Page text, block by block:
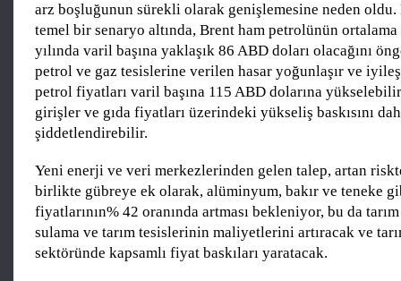
arz boşluğunun sürekli olarak genişlemesine neden oldu.
temel bir senaryo altında, Brent ham petrolünün ortalama
yılında varil başına yaklaşık 86 ABD doları olacağını
petrol ve gaz tesislerine verilen hasar yoğunlaşır ve
petrol fiyatları varil başına 115 ABD dolarına
girişler ve gıda fiyatları üzerindeki yükseliş baskısını
şiddetlendirebilir.
Yeni enerji ve veri merkezlerinden gelen talep, artan
birlikte gübreye ek olarak, alüminyum, bakır ve teneke
fiyatlarının% 42 oranında artması bekleniyor, bu da
sulama ve tarım tesislerinin maliyetlerini artıracak ve
sektöründe kapsamlı fiyat baskıları yaratacak.